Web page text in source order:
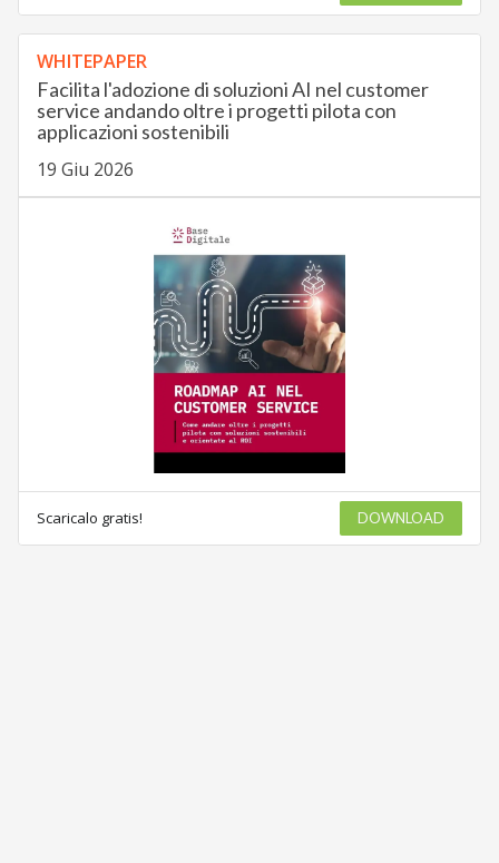
WHITEPAPER
Facilita l'adozione di soluzioni AI nel customer
service andando oltre i progetti pilota con
applicazioni sostenibili
19 Giu 2026
Scaricalo gratis! DOWNLOAD